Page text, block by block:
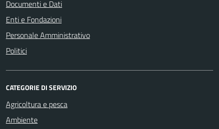
Documenti e Dati
Enti e Fondazioni
Personale Amministrativo
Politici
CATEGORIE DI SERVIZIO
Agricoltura e pesca
Ambiente